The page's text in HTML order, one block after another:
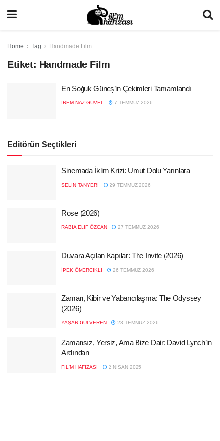
Home Tag Handmade Film
Etiket: Handmade Film
En Soğuk Güneş’in Çekimleri Tamamlandı
İREM NAZ GÜVEL 7 TEMMUZ 2026
Editörün Seçtikleri
Sinemada İklim Krizi: Umut Dolu Yarınlara
SELIN TANYERI 29 TEMMUZ 2026
Rose (2026)
RABIA ELIF ÖZCAN 27 TEMMUZ 2026
Duvara Açılan Kapılar: The Invite (2026)
İPEK ÖMERCIKLI 26 TEMMUZ 2026
Zaman, Kibir ve Yabancılaşma: The Odyssey
(2026)
YAŞAR GÜLVEREN 23 TEMMUZ 2026
Zamansız, Yersiz, Ama Bize Dair: David Lynch’in
Ardından
FIL'M HAFIZASI 2 NISAN 2025